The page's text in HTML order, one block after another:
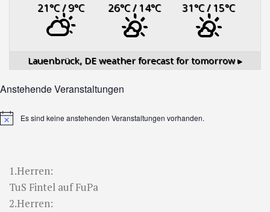
21°C/ 9°C 26°C/ 14°C 31°C/ 15°C
Lauenbrück, DE weather forecast for tomorrow ▸
Anstehende Veranstaltungen
HinweisEs sind keine anstehenden Veranstaltungen vorhanden.
1.Herren:
TuS Fintel auf FuPa
2.Herren: